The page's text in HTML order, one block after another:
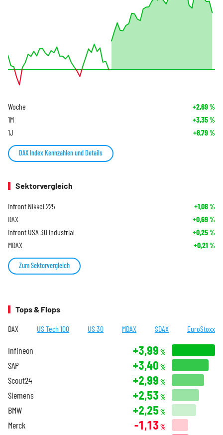
Woche +2,69%
1M +3,35%
1J +8,79%
DAX Index Kennzahlen und Details
Sektorvergleich
Infront Nikkei 225 +1,08%
DAX +0,69%
Infront USA 30 Industrial +0,25%
MDAX +0,21 %
Zum Sektorvergleich
Tops & Flops
DAX US Tech 100 US 30 MDAX SDAX EuroStoxx
Infineon +3,99 %
SAP +3,40 %
Scout24 +2,99 %
Siemens +2,53 %
BMW +2,25 %
Merck -1,13 %